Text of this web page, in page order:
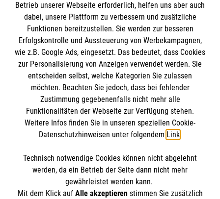
IBAN: DE10 3706 0120 1201 2000 12
BIC: GENODED 1PA7
Newsletter abonnieren
Cookies verwalten|AGB|Impressum|Datenschutz
Barrierefreiheit |Kontakt| Sharepoint|Mediathek
Betrieb unserer Webseite erforderlich, helfen uns aber auch
dabei, unsere Plattform zu verbessern und zusätzliche
Funktionen bereitzustellen. Sie werden zur besseren
Erfolgskontrolle und Aussteuerung von Werbekampagnen,
wie z.B. Google Ads, eingesetzt. Das bedeutet, dass Cookies
zur Personalisierung von Anzeigen verwendet werden. Sie
entscheiden selbst, welche Kategorien Sie zulassen
möchten. Beachten Sie jedoch, dass bei fehlender
Zustimmung gegebenenfalls nicht mehr alle
Funktionalitäten der Webseite zur Verfügung stehen.
Weitere Infos finden Sie in unseren speziellen Cookie-
Datenschutzhinweisen unter folgendem Link.
Technisch notwendige Cookies können nicht abgelehnt
werden, da ein Betrieb der Seite dann nicht mehr
gewährleistet werden kann.
Mit dem Klick auf Alle akzeptierenstimmen Sie zusätzlich